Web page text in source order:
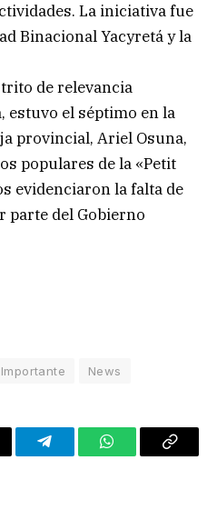
La iniciativa fue
Binacional Yacyretá y la
de relevancia
estuvo el séptimo en la
provincial, Ariel Osuna,
populares de la «Petit
evidenciaron la falta de
parte del Gobierno
Importante News
TelegramWhatsAppCopy